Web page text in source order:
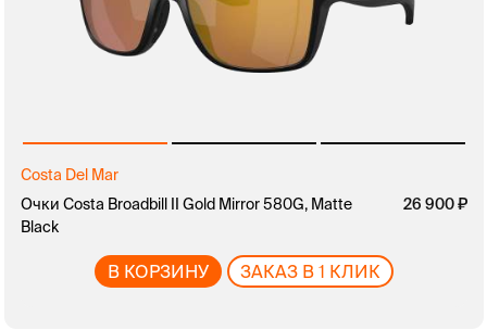
Costa Del Mar
Очки Costa Broadbill II Gold Mirror 580G, Matte
Black
26 900
В КОРЗИНУ ЗАКАЗ В 1 КЛИК